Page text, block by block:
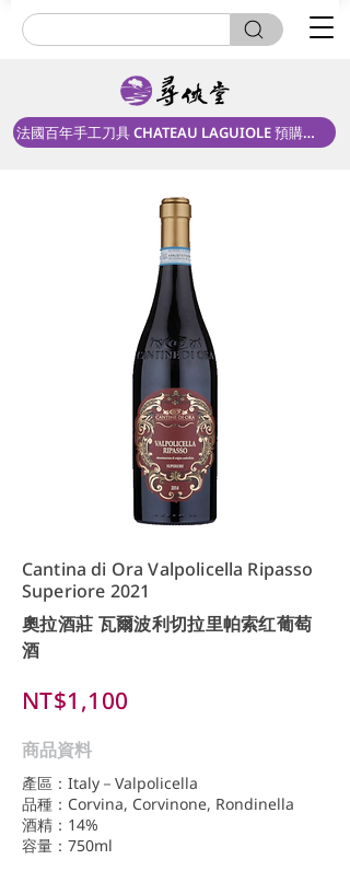
法國百年手工刀具 CHATEAU LAGUIOLE 預購中！
Cantina di Ora Valpolicella Ripasso
Superiore 2021
奧拉酒莊 瓦爾波利切拉里帕索红葡萄
酒
NT$1,100
商品資料
產區：Italy－Valpolicella
品種：Corvina, Corvinone, Rondinella
酒精：14%
容量：750ml